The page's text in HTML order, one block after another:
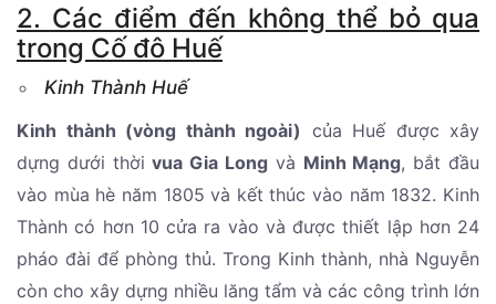
2. Các điểm đến không thể bỏ qua
trong Cố đô Huế
Kinh Thành Huế
Kinh thành (vòng thành ngoài) của Huế được xây
dựng dưới thờivua Gia Long và Minh Mạng, bắt đầu
vào mùa hè năm 1805 và kết thúc vào năm 1832. Kinh
Thành có hơn 10 cửa ra vào và được thiết lập hơn 24
pháo đài để phòng thủ. Trong Kinh thành, nhà Nguyễn
còn cho xây dựng nhiều lăng tẩm và các công trình lớn